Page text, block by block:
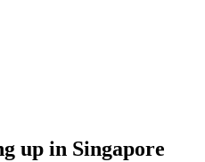
up in Singapore